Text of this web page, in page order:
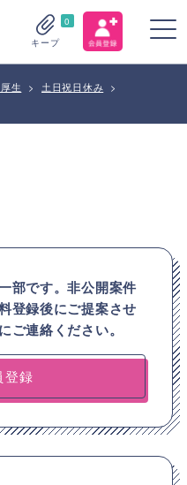
0
キープ
生 > 土日祝日休み >
部です。非公開案件
登録後にご提案させ
ご連絡ください。
登録